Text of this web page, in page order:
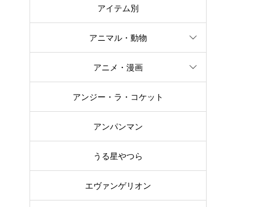
アイテム別
アニマル・動物
アニメ・漫画
アンジー・ラ・コケット
アンパンマン
うる星やつら
エヴァンゲリオン